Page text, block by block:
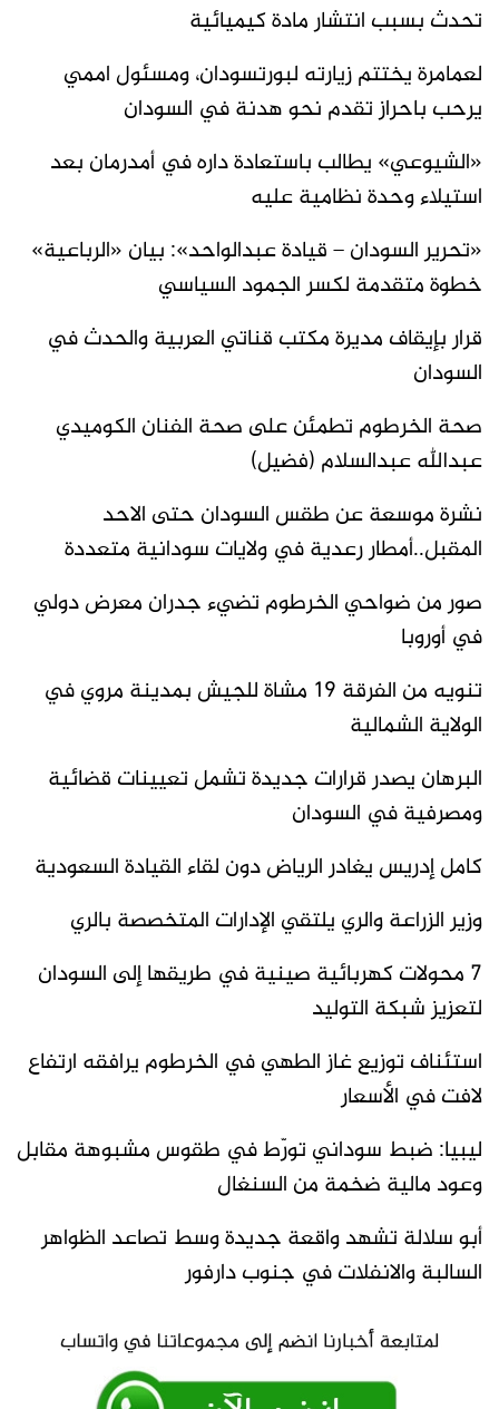
تحدث بسبب انتشار مادة كيميائية
لعمامرة يختتم زيارته لبورتسودان، ومسئول اممي
يرحب باحراز تقدم نحو هدنة في السودان
«الشيوعي» يطالب باستعادة داره في أمدرمان بعد
استيلاء وحدة نظامية عليه
«تحرير السودان – قيادة عبدالواحد»: بيان «الرباعية»
خطوة متقدمة لكسر الجمود السياسي
قرار بإيقاف مديرة مكتب قناتي العربية والحدث في
السودان
صحة الخرطوم تطمئن على صحة الفنان الكوميدي
عبدالله عبدالسلام (فضيل)
نشرة موسعة عن طقس السودان حتى الاحد
المقبل..أمطار رعدية في ولايات سودانية متعددة
صور من ضواحي الخرطوم تضيء جدران معرض دولي
في أوروبا
تنويه من الفرقة 19 مشاة للجيش بمدينة مروي في
الولاية الشمالية
البرهان يصدر قرارات جديدة تشمل تعيينات قضائية
ومصرفية في السودان
كامل إدريس يغادر الرياض دون لقاء القيادة السعودية
وزير الزراعة والري يلتقي الإدارات المتخصصة بالري
7 محولات كهربائية صينية في طريقها إلى السودان
لتعزيز شبكة التوليد
استئناف توزيع غاز الطهي في الخرطوم يرافقه ارتفاع
لافت في الأسعار
ليبيا: ضبط سوداني تورّط في طقوس مشبوهة مقابل
وعود مالية ضخمة من السنغال
أبو سلالة تشهد واقعة جديدة وسط تصاعد الظواهر
السالبة والانفلات في جنوب دارفور